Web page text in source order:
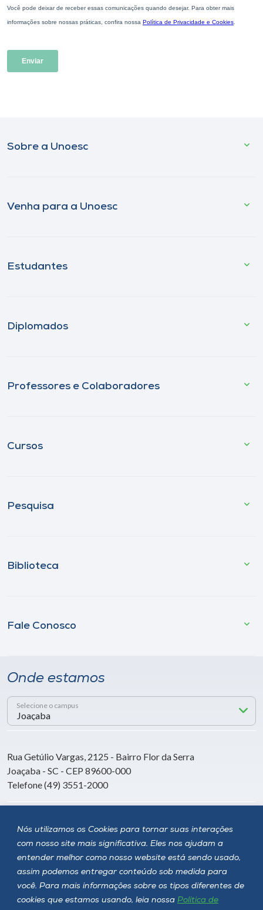
Nós utilizamos os Cookies para tornar suas interações
com nosso site mais significativa. Eles nos ajudam a
entender melhor como nosso website está sendo usado,
assim podemos entregar conteúdo sob medida para
você. Para mais informações sobre os tipos diferentes de
cookies que estamos usando, leia nossa Política de
Sobre a Unoesc
Venha para a Unoesc
Estudantes
Diplomados
Professores e Colaboradores
Cursos
Pesquisa
Biblioteca
Fale Conosco
Onde estamos
Selecione o campus
Rua Getúlio Vargas, 2125 - Bairro Flor da Serra
Joaçaba - SC - CEP 89600-000
Telefone (49) 3551-2000
Siga a Unoesc